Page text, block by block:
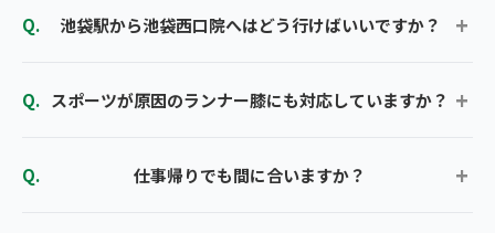
池袋駅から池袋西口院へはどう行けばいいですか？
スポーツが原因のランナー膝にも対応していますか？
仕事帰りでも間に合いますか？